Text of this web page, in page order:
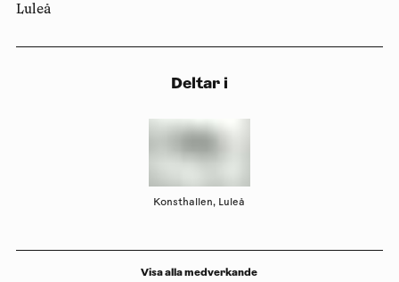
Luleå
Deltar i
Konsthallen, Luleå
Visa alla medverkande